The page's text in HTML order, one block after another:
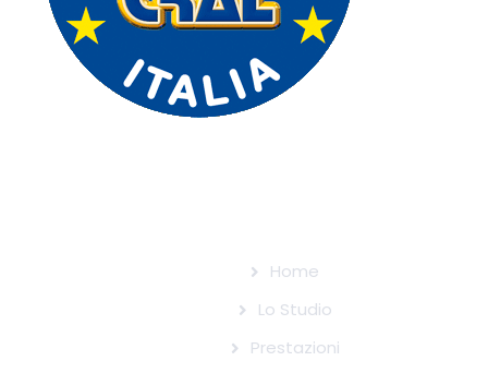
Home
Lo Studio
Prestazioni